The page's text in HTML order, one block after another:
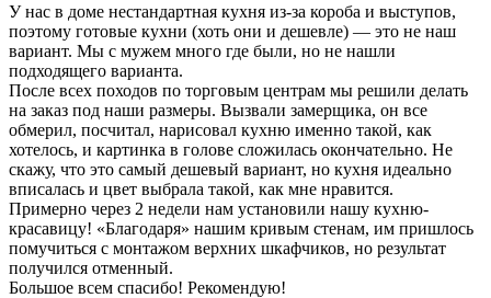
У нас в доме нестандартная кухня из-за короба и выступов,
поэтому готовые кухни (хоть они и дешевле) — это не наш
вариант. Мы с мужем много где были, но не нашли
подходящего варианта.
После всех походов по торговым центрам мы решили делать
на заказ под наши размеры. Вызвали замерщика, он все
обмерил, посчитал, нарисовал кухню именно такой, как
хотелось, и картинка в голове сложилась окончательно. Не
скажу, что это самый дешевый вариант, но кухня идеально
вписалась и цвет выбрала такой, как мне нравится.
Примерно через 2 недели нам установили нашу кухню-
красавицу! «Благодаря» нашим кривым стенам, им пришлось
помучиться с монтажом верхних шкафчиков, но результат
получился отменный.
Большое всем спасибо! Рекомендую!